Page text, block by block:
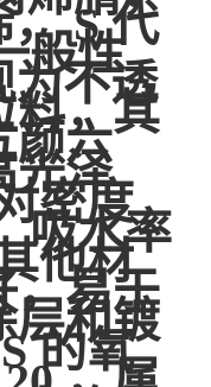
S 代
般性
不透
料，其
颜六
光泽
密度
吸水率
他材
，易于
层和镀
的氧